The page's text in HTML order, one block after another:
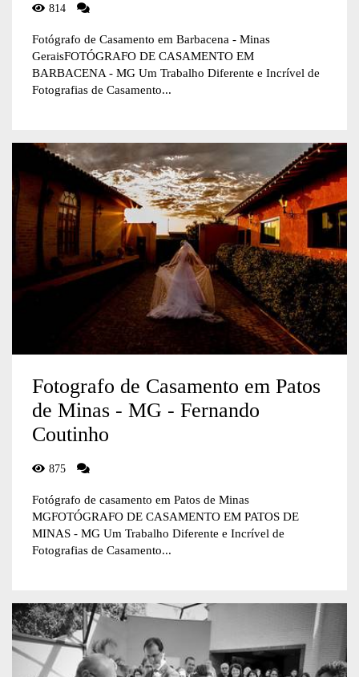
814
Fotógrafo de Casamento em Barbacena - Minas
GeraisFOTÓGRAFO DE CASAMENTO EM
BARBACENA - MG Um Trabalho Diferente e Incrível de
Fotografias de Casamento...
Fotografo de Casamento em Patos
de Minas - MG - Fernando
Coutinho
875
Fotógrafo de casamento em Patos de Minas
MGFOTÓGRAFO DE CASAMENTO EM PATOS DE
MINAS - MG Um Trabalho Diferente e Incrível de
Fotografias de Casamento...